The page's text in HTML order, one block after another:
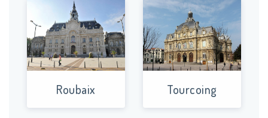
En investissant dans le neuf à Wissant vous faites des
économies! Les frais de notaire sont nettement moins
importants lorsqu’il s’agit d’un bien immobilier neuf comparé à
l’ancien, ils ne s'élèvent qu'à 3% du montant total de
l'acquisition. Devenir propriétaire d'un logement neuf peut
également vous faire profiter d’un prêt à taux zéro (PTZ).
Roubaix Tourcoing